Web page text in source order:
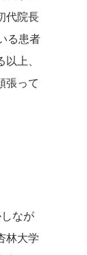
代院長
る患者
上、
張って
なが
林大学